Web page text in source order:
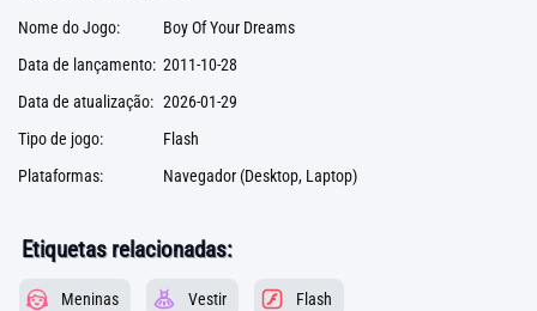
Nome do Jogo:
Boy Of Your Dreams
Data de lançamento: 2011-10-28
Data de atualização: 2026-01-29
Tipo de jogo:
Flash
Plataformas:
Navegador (Desktop, Laptop)
Etiquetas relacionadas:
Meninas Vestir Flash